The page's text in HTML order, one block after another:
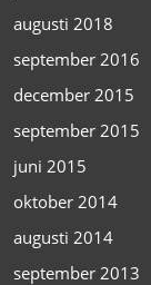
augusti 2018
september 2016
december 2015
september 2015
juni 2015
oktober 2014
augusti 2014
september 2013